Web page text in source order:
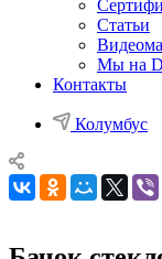
Статьи
Мы на
Контакты
Колумбус